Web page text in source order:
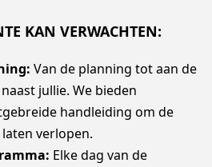
KAN VERWACHTEN:
Van de planning tot aan de
jullie. We bieden
handleiding om de
verlopen.
Elke dag van de